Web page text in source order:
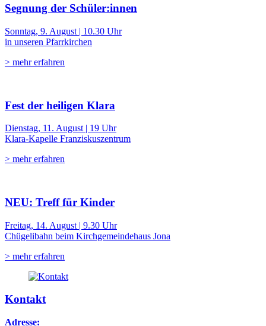
Segnung der Schüler:innen
Sonntag, 9. August | 10.30 Uhr
in unseren Pfarrkirchen
> mehr erfahren
Fest der heiligen Klara
Dienstag, 11. August | 19 Uhr
Klara-Kapelle Franziskuszentrum
> mehr erfahren
NEU: Treff für Kinder
Freitag, 14. August | 9.30 Uhr
Chügelibahn beim Kirchgemeindehaus Jona
> mehr erfahren
Kontakt
Adresse: